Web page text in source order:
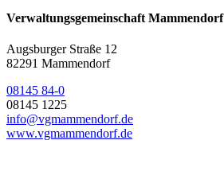
Verwaltungsgemeinschaft Mammendorf
Augsburger Straße 12
82291 Mammendorf
08145 84-0
08145 1225
info@vgmammendorf.de
www.vgmammendorf.de